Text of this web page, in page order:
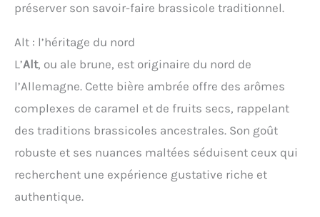
préserver son savoir-faire brassicole traditionnel.
Alt : l’héritage du nord
L’Alt, ou ale brune, est originaire du nord de
l’Allemagne. Cette bière ambrée offre des arômes
complexes de caramel et de fruits secs, rappelant
des traditions brassicoles ancestrales. Son goût
robuste et ses nuances maltées séduisent ceux qui
recherchent une expérience gustative riche et
authentique.